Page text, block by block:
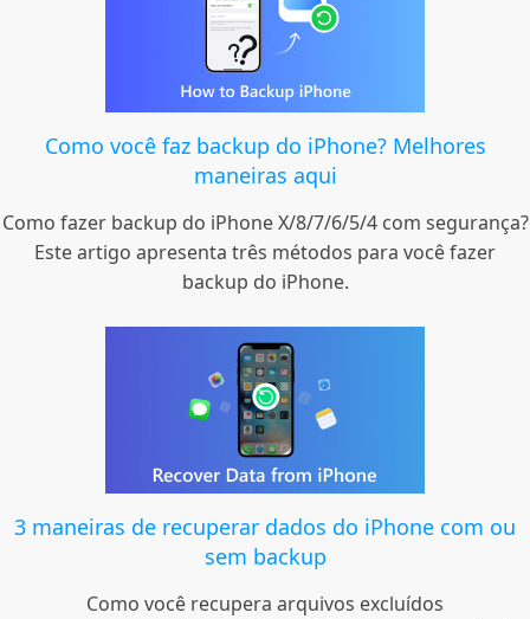
Como você faz backup do iPhone? Melhores
maneiras aqui
Como fazer backup do iPhone X/8/7/6/5/4 com segurança?
Este artigo apresenta três métodos para você fazer
backup do iPhone.
3 maneiras de recuperar dados do iPhone com ou
sem backup
Como você recupera arquivos excluídos